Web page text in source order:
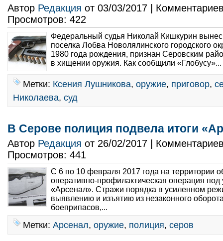
Автор Редакция от 03/03/2017 |
Просмотров: 422
Федеральный судья Николай Кишкурин
поселка Лобва Новолялинского городского
1980 года рождения, признан Серовским
в хищении оружия. Как сообщили «Глобусу»...
Метки: Ксения Лушникова, оружие, приговор,
Николаева, суд
В Серове полиция подвела итоги
Автор Редакция от 26/02/2017 |
Просмотров: 441
С 6 по 10 февраля 2017 года на территории
оперативно-профилактическая операция
«Арсенал». Стражи порядка в усиленном
выявлению и изъятию из незаконного
боеприпасов,...
Метки: Арсенал, оружие, полиция, серов